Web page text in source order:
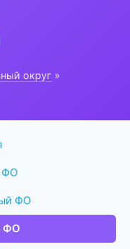
округ »
ФО
ФО
ФО